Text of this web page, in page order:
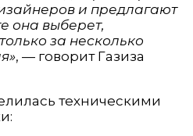
и предлагают
она выберет,
за несколько
, — говорит Газиза
техническими